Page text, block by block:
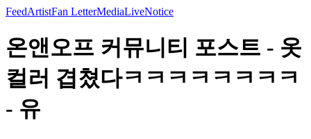
FeedArtistFan LetterMediaLiveNotice
온앤오프 커뮤니티 포스트 - 옷
컬러 겹쳤다ㅋㅋㅋㅋㅋㅋㅋㅋ
- 유